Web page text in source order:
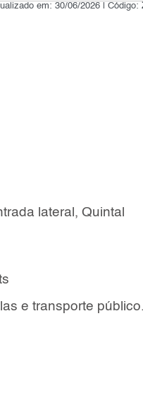
em: 30/06/2026 | Código:
lateral, Quintal
e transporte